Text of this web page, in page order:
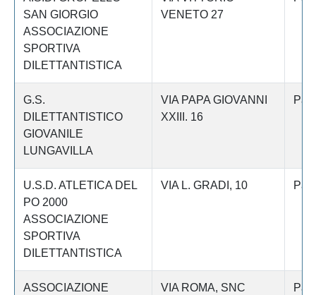
SAN GIORGIO
ASSOCIAZIONE
SPORTIVA
DILETTANTISTICA
VENETO 27
G.S.
DILETTANTISTICO
GIOVANILE
LUNGAVILLA
VIA PAPA GIOVANNI
XXIII. 16
U.S.D. ATLETICA DEL
PO 2000
ASSOCIAZIONE
SPORTIVA
DILETTANTISTICA
VIA L. GRADI, 10
ASSOCIAZIONE
VIA ROMA, SNC